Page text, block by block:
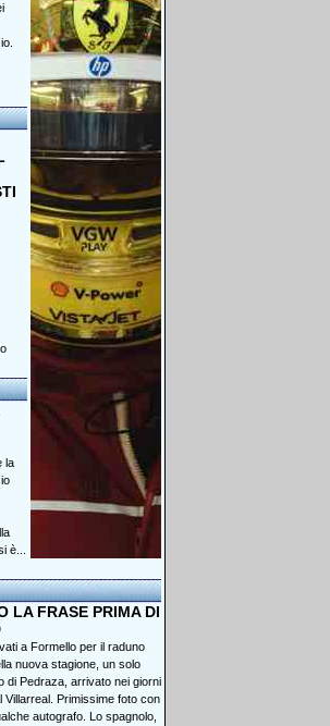
la
è...
LA FRASE PRIMA DI
a Formello per il raduno
nuova stagione, un solo
di Pedraza, arrivato nei giorni
Villarreal. Primissime foto con
autografo. Lo spagnolo,